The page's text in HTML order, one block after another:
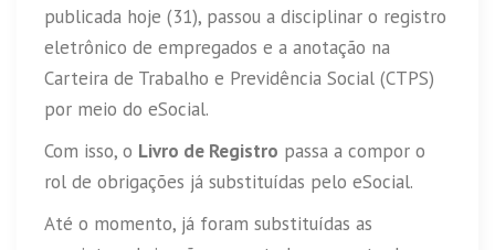
publicada hoje (31), passou a disciplinar o registro
eletrônico de empregados e a anotação na
Carteira de Trabalho e Previdência Social (CTPS)
por meio do eSocial.
Com isso, o Livro de Registro passa a compor o
rol de obrigações já substituídas pelo eSocial.
Até o momento, já foram substituídas as